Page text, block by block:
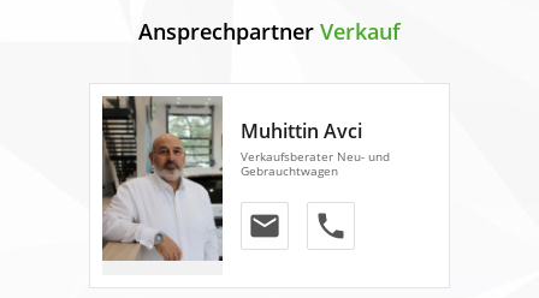
Ansprechpartner Verkauf
Muhittin Avci
Verkaufsberater Neu- und
Gebrauchtwagen
email phone